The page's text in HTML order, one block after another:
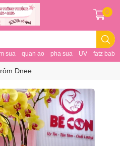
sua quan ao pha sua UV fatz baby
0
Dnee